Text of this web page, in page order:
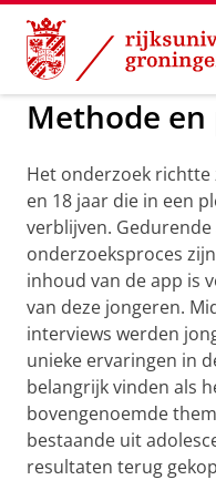
Skip
Content
Skip
Navigation
GMW
Methode
Het onderzoek richtte
en 18 jaar die in een
verblijven.
onderzoeksproces
inhoud van de app is
van deze jongeren.
interviews werden
unieke ervaringen in
belangrijk vinden als
bovengenoemde
bestaande uit
resultaten terug